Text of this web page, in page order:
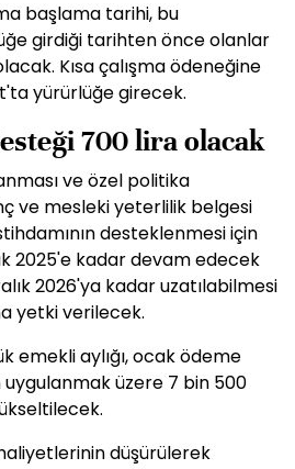
başlama tarihi, bu
girdiği tarihten önce olanlar
Kısa çalışma ödeneğine
yürürlüğe girecek.
700 lira olacak
ve özel politika
ve mesleki yeterlilik belgesi
desteklenmesi için
2025'e kadar devam edecek
2026'ya kadar uzatılabilmesi
yetki verilecek.
emekli aylığı, ocak ödeme
üzere 7 bin 500
düşürülerek